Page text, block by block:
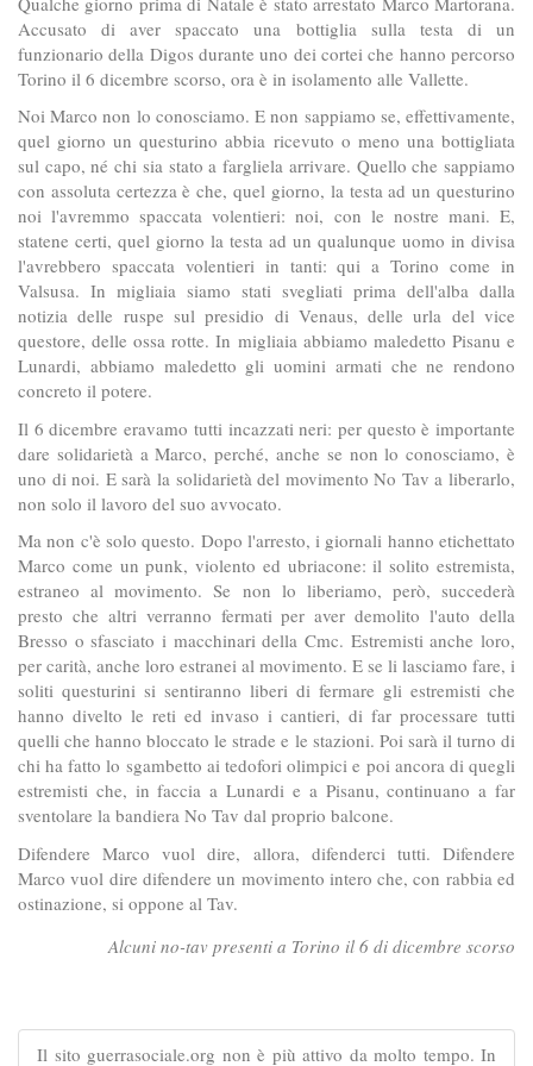
Accusato di aver spaccato una bottiglia sulla testa di un
funzionario della Digos durante uno dei cortei che hanno percorso
Torino il 6 dicembre scorso, ora è in isolamento alle Vallette.
Noi Marco non lo conosciamo. E non sappiamo se, effettivamente,
quel giorno un questurino abbia ricevuto o meno una bottigliata
sul capo, né chi sia stato a fargliela arrivare. Quello che sappiamo
con assoluta certezza è che, quel giorno, la testa ad un questurino
noi l'avremmo spaccata volentieri: noi, con le nostre mani. E,
statene certi, quel giorno la testa ad un qualunque uomo in divisa
l'avrebbero spaccata volentieri in tanti: qui a Torino come in
Valsusa. In migliaia siamo stati svegliati prima dell'alba dalla
notizia delle ruspe sul presidio di Venaus, delle urla del vice
questore, delle ossa rotte. In migliaia abbiamo maledetto Pisanu e
Lunardi, abbiamo maledetto gli uomini armati che ne rendono
concreto il potere.
Il 6 dicembre eravamo tutti incazzati neri: per questo è importante
dare solidarietà a Marco, perché, anche se non lo conosciamo, è
uno di noi. E sarà la solidarietà del movimento No Tav a liberarlo,
non solo il lavoro del suo avvocato.
Ma non c'è solo questo. Dopo l'arresto, i giornali hanno etichettato
Marco come un punk, violento ed ubriacone: il solito estremista,
estraneo al movimento. Se non lo liberiamo, però, succederà
presto che altri verranno fermati per aver demolito l'auto della
Bresso o sfasciato i macchinari della Cmc. Estremisti anche loro,
per carità, anche loro estranei al movimento. E se li lasciamo fare, i
soliti questurini si sentiranno liberi di fermare gli estremisti che
hanno divelto le reti ed invaso i cantieri, di far processare tutti
quelli che hanno bloccato le strade e le stazioni. Poi sarà il turno di
chi ha fatto lo sgambetto ai tedofori olimpici e poi ancora di quegli
estremisti che, in faccia a Lunardi e a Pisanu, continuano a far
sventolare la bandiera No Tav dal proprio balcone.
Difendere Marco vuol dire, allora, difenderci tutti. Difendere
Marco vuol dire difendere un movimento intero che, con rabbia ed
ostinazione, si oppone al Tav.
Alcuni no-tav presenti a Torino il 6 di dicembre scorso
Il sito guerrasociale.org non è più attivo da molto tempo. In